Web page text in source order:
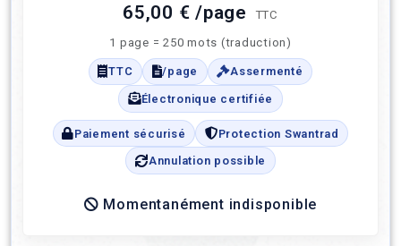
65,00 € /page TTC
1 page = 250 mots (traduction)
TTC /page Assermenté
Électronique certifiée
Paiement sécurisé Protection Swantrad
Annulation possible
Momentanément indisponible